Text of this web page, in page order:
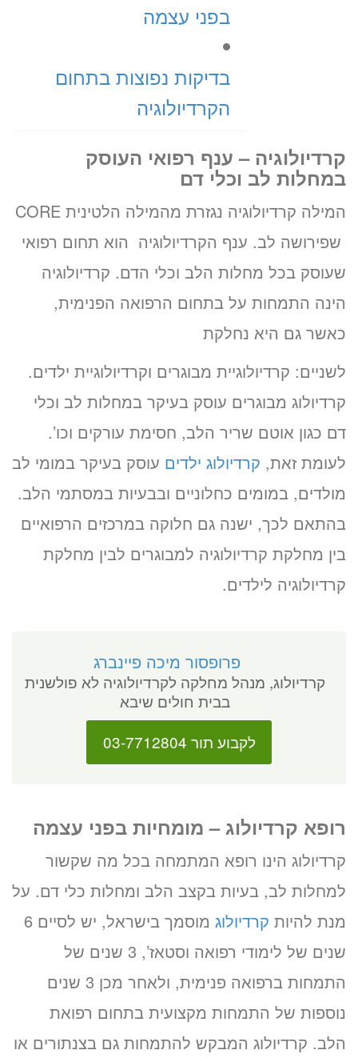
בפני עצמה
בדיקות נפוצות בתחום
הקרדיולוגיה
קרדיולוגיה – ענף רפואי העוסק
במחלות לב וכלי דם
המילה קרדיולוגיה נגזרת מהמילה הלטינית CORE
שפירושה לב. ענף הקרדיולוגיה הוא תחום רפואי
שעוסק בכל מחלות הלב וכלי הדם. קרדיולוגיה
הינה התמחות על בתחום הרפואה הפנימית,
כאשר גם היא נחלקת
לשניים: קרדיולוגיית מבוגרים וקרדיולוגיית ילדים.
קרדיולוג מבוגרים עוסק בעיקר במחלות לב וכלי
דם כגון אוטם שריר הלב, חסימת עורקים וכו’.
לעומת זאת, קרדיולוג ילדים עוסק בעיקר במומי לב
מולדים, במומים כחלוניים ובבעיות במסתמי הלב.
בהתאם לכך, ישנה גם חלוקה במרכזים הרפואיים
בין מחלקת קרדיולוגיה למבוגרים לבין מחלקת
קרדיולוגיה לילדים.
פרופסור מיכה פיינברג
קרדיולוג, מנהל מחלקה לקרדיולוגיה לא פולשנית
בבית חולים שיבא
לקבוע תור 03-7712804
רופא קרדיולוג – מומחיות בפני עצמה
קרדיולוג הינו רופא המתמחה בכל מה שקשור
למחלות לב, בעיות בקצב הלב ומחלות כלי דם. על
מנת להיות קרדיולוג
מוסמך בישראל, יש לסיים 6
שנים של לימודי רפואה וסטאז’, 3 שנים של
התמחות ברפואה פנימית, ולאחר מכן 3 שנים
נוספות של התמחות מקצועית בתחום רפואת
הלב. קרדיולוג המבקש להתמחות גם בצנתורים או